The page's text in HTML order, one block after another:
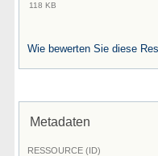
118 KB
Wie bewerten Sie diese
Metadaten
RESSOURCE (ID)